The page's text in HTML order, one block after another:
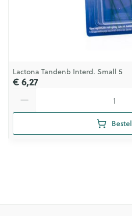
Lactona Tandenb Interd. Small 5
€ 6,27
Bestel